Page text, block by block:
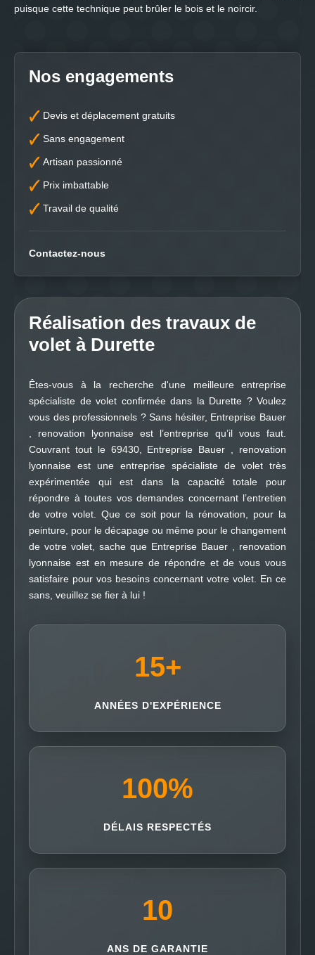
puisque cette technique peut brûler le bois et le noircir.
Nos engagements
Devis et déplacement gratuits
Sans engagement
Artisan passionné
Prix imbattable
Travail de qualité
Contactez-nous
Réalisation des travaux de
volet à Durette
Êtes-vous à la recherche d'une meilleure entreprise
spécialiste de volet confirmée dans la Durette ? Voulez
vous des professionnels ? Sans hésiter, Entreprise Bauer
, renovation lyonnaise est l’entreprise qu’il vous faut.
Couvrant tout le 69430, Entreprise Bauer , renovation
lyonnaise est une entreprise spécialiste de volet très
expérimentée qui est dans la capacité totale pour
répondre à toutes vos demandes concernant l’entretien
de votre volet. Que ce soit pour la rénovation, pour la
peinture, pour le décapage ou même pour le changement
de votre volet, sache que Entreprise Bauer , renovation
lyonnaise est en mesure de répondre et de vous vous
satisfaire pour vos besoins concernant votre volet. En ce
sans, veuillez se fier à lui !
15+
ANNÉES D'EXPÉRIENCE
100%
DÉLAIS RESPECTÉS
10
ANS DE GARANTIE